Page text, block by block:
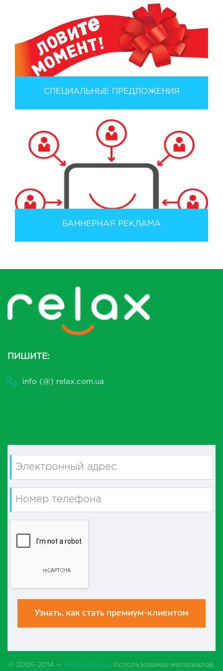
СПЕЦИАЛЬНЫЕ ПРЕДЛОЖЕНИЯ
БАННЕРНАЯ РЕКЛАМА
ПИШИТЕ:
info (@) relax.com.ua
© 2005-2014 — Relax.com.ua. Использование материалов,